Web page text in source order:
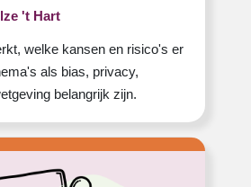
't Hart
welke kansen en risico's er
als bias, privacy,
belangrijk zijn.